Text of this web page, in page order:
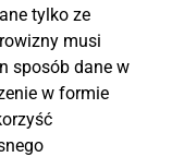
tylko ze
musi
sposób dane w
w formie